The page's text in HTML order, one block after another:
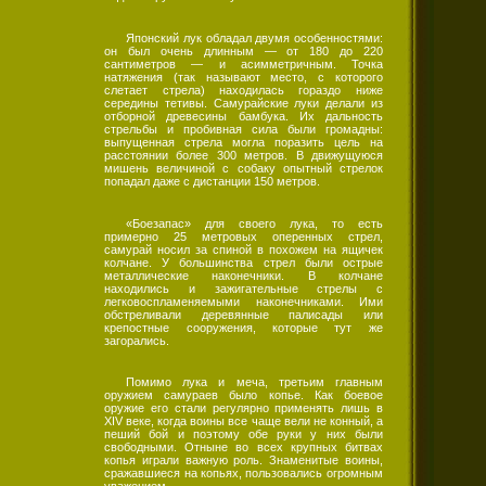
Японский лук обладал двумя особенностями:
он был очень длинным — от 180 до 220
сантиметров — и асимметричным. Точка
натяжения (так называют место, с которого
слетает стрела) находилась гораздо ниже
середины тетивы. Самурайские луки делали из
отборной древесины бамбука. Их дальность
стрельбы и пробивная сила были громадны:
выпущенная стрела могла поразить цель на
расстоянии более 300 метров. В движущуюся
мишень величиной с собаку опытный стрелок
попадал даже с дистанции 150 метров.
«Боезапас» для своего лука, то есть
примерно 25 метровых оперенных стрел,
самурай носил за спиной в похожем на ящичек
колчане. У большинства стрел были острые
металлические наконечники. В колчане
находились и зажигательные стрелы с
легковоспламеняемыми наконечниками. Ими
обстреливали деревянные палисады или
крепостные сооружения, которые тут же
загорались.
Помимо лука и меча, третьим главным
оружием самураев было копье. Как боевое
оружие его стали регулярно применять лишь в
XIV веке, когда воины все чаще вели не конный, а
пеший бой и поэтому обе руки у них были
свободными. Отныне во всех крупных битвах
копья играли важную роль. Знаменитые воины,
сражавшиеся на копьях, пользовались огромным